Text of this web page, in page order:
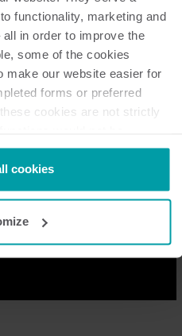
functionality, marketing and
in order to improve the
some of the cookies
make our website easier for
forms or preferred
cookies are not strictly
party cookies. A third-party
other than us, such as
withdraw your consent from
cookies